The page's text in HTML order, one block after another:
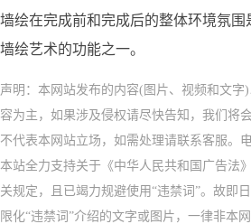
墙绘在完成前和完成后的整体环境氛
墙绘艺术的功能之一。
声明：本网站发布的内容(图片、视频和文字
容为主，如果涉及侵权请尽快告知，我们将
不代表本网站立场，如需处理请联系客服。电
本站全力支持关于《中华人民共和国广告法
关规定，且已竭力规避使用“违禁词”。故即
限化“违禁词”介绍的文字或图片，一律非本